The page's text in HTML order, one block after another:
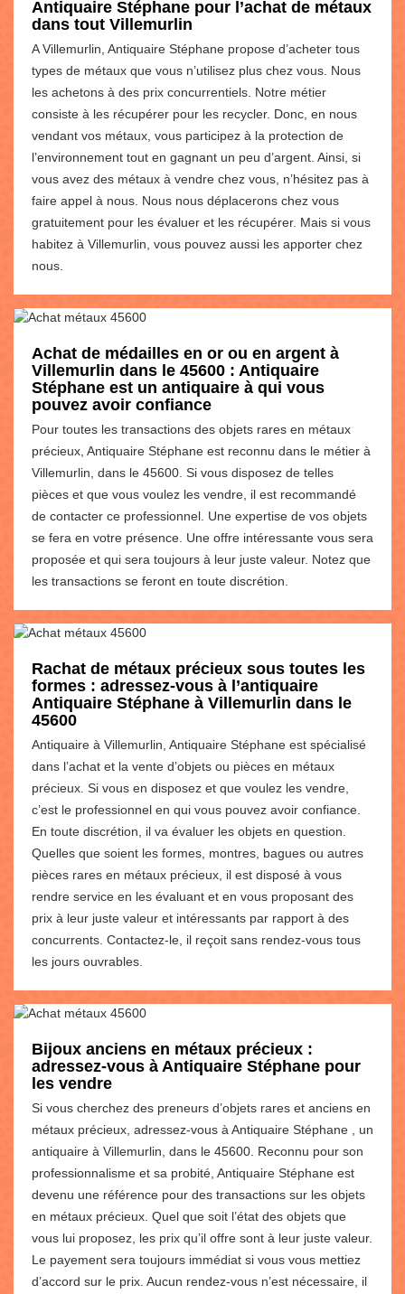
Antiquaire Stéphane pour l’achat de métaux
dans tout Villemurlin
A Villemurlin, Antiquaire Stéphane propose d’acheter tous
types de métaux que vous n’utilisez plus chez vous. Nous
les achetons à des prix concurrentiels. Notre métier
consiste à les récupérer pour les recycler. Donc, en nous
vendant vos métaux, vous participez à la protection de
l’environnement tout en gagnant un peu d’argent. Ainsi, si
vous avez des métaux à vendre chez vous, n’hésitez pas à
faire appel à nous. Nous nous déplacerons chez vous
gratuitement pour les évaluer et les récupérer. Mais si vous
habitez à Villemurlin, vous pouvez aussi les apporter chez
nous.
Achat de médailles en or ou en argent à
Villemurlin dans le 45600 : Antiquaire
Stéphane est un antiquaire à qui vous
pouvez avoir confiance
Pour toutes les transactions des objets rares en métaux
précieux, Antiquaire Stéphane est reconnu dans le métier à
Villemurlin, dans le 45600. Si vous disposez de telles
pièces et que vous voulez les vendre, il est recommandé
de contacter ce professionnel. Une expertise de vos objets
se fera en votre présence. Une offre intéressante vous sera
proposée et qui sera toujours à leur juste valeur. Notez que
les transactions se feront en toute discrétion.
Rachat de métaux précieux sous toutes les
formes : adressez-vous à l’antiquaire
Antiquaire Stéphane à Villemurlin dans le
45600
Antiquaire à Villemurlin, Antiquaire Stéphane est spécialisé
dans l’achat et la vente d’objets ou pièces en métaux
précieux. Si vous en disposez et que voulez les vendre,
c’est le professionnel en qui vous pouvez avoir confiance.
En toute discrétion, il va évaluer les objets en question.
Quelles que soient les formes, montres, bagues ou autres
pièces rares en métaux précieux, il est disposé à vous
rendre service en les évaluant et en vous proposant des
prix à leur juste valeur et intéressants par rapport à des
concurrents. Contactez-le, il reçoit sans rendez-vous tous
les jours ouvrables.
Bijoux anciens en métaux précieux :
adressez-vous à Antiquaire Stéphane pour
les vendre
Si vous cherchez des preneurs d’objets rares et anciens en
métaux précieux, adressez-vous à Antiquaire Stéphane , un
antiquaire à Villemurlin, dans le 45600. Reconnu pour son
professionnalisme et sa probité, Antiquaire Stéphane est
devenu une référence pour des transactions sur les objets
en métaux précieux. Quel que soit l’état des objets que
vous lui proposez, les prix qu’il offre sont à leur juste valeur.
Le payement sera toujours immédiat si vous vous mettiez
d’accord sur le prix. Aucun rendez-vous n’est nécessaire, il